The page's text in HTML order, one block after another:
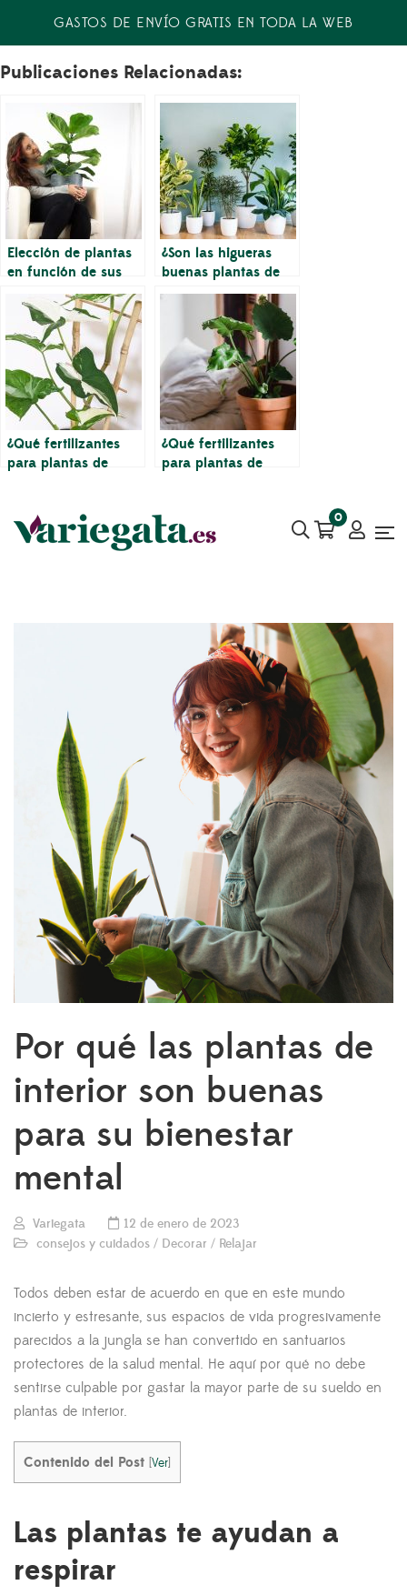
GASTOS DE ENVÍO GRATIS EN TODA LA WEB
Publicaciones Relacionadas:
Elección de plantas
en función de sus
necesidades de
salud mental
¿Son las higueras
buenas plantas de
interior?
¿Qué fertilizantes
para plantas de
¿Qué fertilizantes
para plantas de
0
Por qué las plantas de
interior son buenas
para su bienestar
mental
Variegata
12 de enero de 2023
consejos y cuidados / Decorar / Relajar
Todos deben estar de acuerdo en que en este mundo
incierto y estresante, sus espacios de vida progresivamente
parecidos a la jungla se han convertido en santuarios
protectores de la salud mental. He aquí por qué no debe
sentirse culpable por gastar la mayor parte de su sueldo en
plantas de interior.
Contenido del Post [Ver]
Las plantas te ayudan a
respirar